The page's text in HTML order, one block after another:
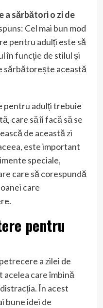
a sărbători o zi de
Cel mai bun mod
pentru adulți este să
în funcție de stilul și
sărbătorește această
pentru adulți trebuie
care să îi facă să se
de această zi
este important
speciale,
care să corespundă
care
pentru
a zilei de
care îmbină
În acest
bune idei de